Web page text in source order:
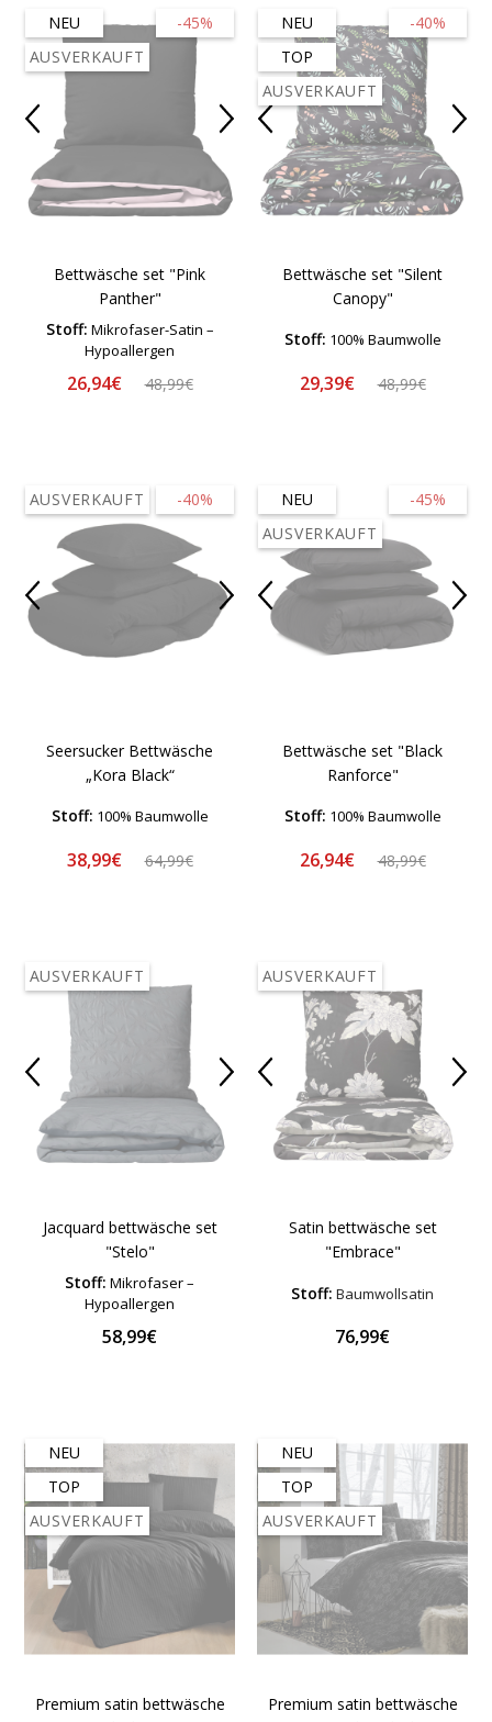
-45%
NEU
AUSVERKAUFT
Bettwäsche set "Pink
Panther"
Stoff: Mikrofaser-Satin –
Hypoallergen
26,94€ 48,99€
-40%
NEU
TOP
AUSVERKAUFT
Bettwäsche set "Silent
Canopy"
Stoff: 100% Baumwolle
29,39€ 48,99€
-40%
AUSVERKAUFT
Seersucker Bettwäsche
„Kora Black“
Stoff: 100% Baumwolle
38,99€ 64,99€
-45%
NEU
AUSVERKAUFT
Bettwäsche set "Black
Ranforce"
Stoff: 100% Baumwolle
26,94€ 48,99€
AUSVERKAUFT
Jacquard bettwäsche set
"Stelo"
Stoff: Mikrofaser –
Hypoallergen
58,99€
AUSVERKAUFT
Satin bettwäsche set
"Embrace"
Stoff: Baumwollsatin
76,99€
NEU
TOP
AUSVERKAUFT
Premium satin bettwäsche
NEU
TOP
AUSVERKAUFT
Premium satin bettwäsche